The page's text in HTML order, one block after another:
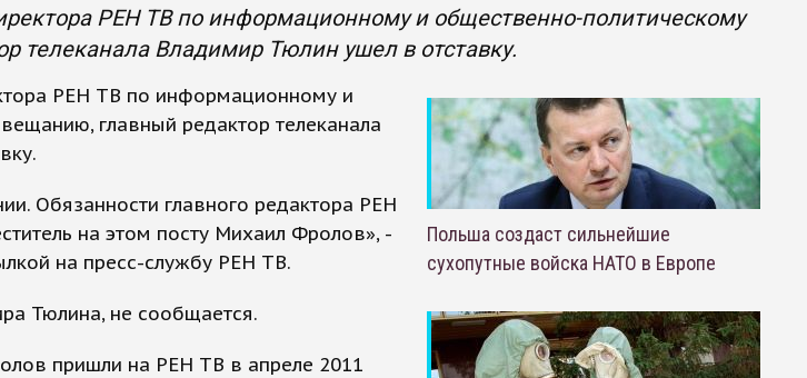
РЕН ТВ по информационному и общественно-политическому
телеканала Владимир Тюлин ушел в отставку.
РЕН ТВ по информационному и
главный редактор телеканала
Обязанности главного редактора РЕН
на этом посту Михаил Фролов», -
на пресс-службу РЕН ТВ.
Тюлина, не сообщается.
пришли на РЕН ТВ в апреле 2011
Польша создаст сильнейшие
сухопутные войска НАТО в Европе